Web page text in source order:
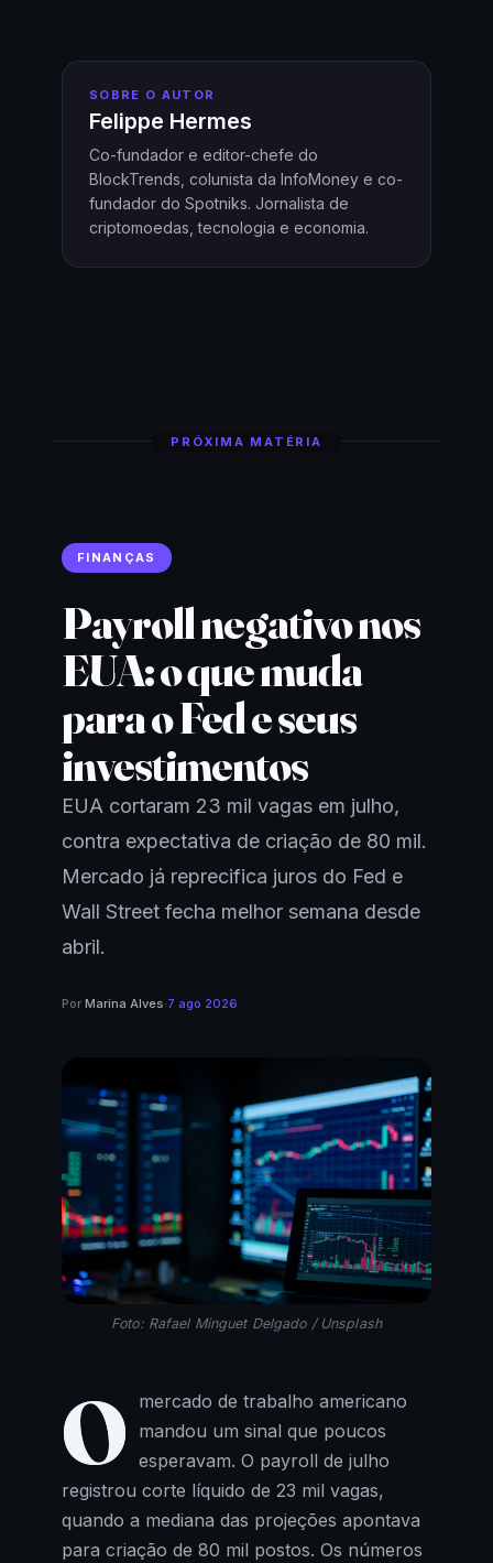
SOBRE O AUTOR
Felippe Hermes
Co-fundador e editor-chefe do
BlockTrends, colunista da InfoMoney e co-
fundador do Spotniks. Jornalista de
criptomoedas, tecnologia e economia.
PRÓXIMA MATÉRIA
FINANÇAS
Payroll negativo nos
EUA: o que muda
para o Fed e seus
investimentos
EUA cortaram 23 mil vagas em julho,
contra expectativa de criação de 80 mil.
Mercado já reprecifica juros do Fed e
Wall Street fecha melhor semana desde
abril.
Por Marina Alves·7 ago 2026
Foto: Rafael Minguet Delgado / Unsplash
O
mercado de trabalho americano
mandou um sinal que poucos
esperavam. O payroll de julho
registrou corte líquido de 23 mil vagas,
quando a mediana das projeções apontava
para criação de 80 mil postos. Os números